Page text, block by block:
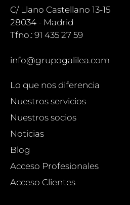
C/ Llano Castellano 13-15
28034 - Madrid
Tfno.: 91 435 27 59
info@grupogalilea.com
Lo que nos diferencia
Nuestros servicios
Nuestros socios
Noticias
Blog
Acceso Profesionales
Acceso Clientes